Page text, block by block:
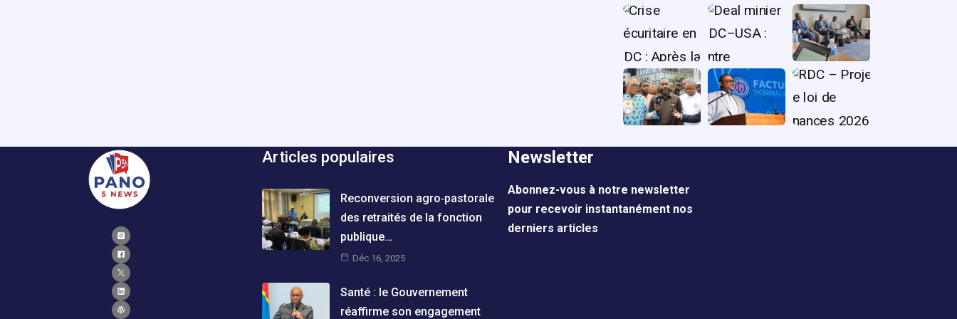
Articles populaires
Reconversion agro‑pastorale
des retraités de la fonction
publique…
Déc 16, 2025
Santé : le Gouvernement
réaffirme son engagement
Newsletter
Abonnez-vous à notre newsletter
pour recevoir instantanément nos
derniers articles